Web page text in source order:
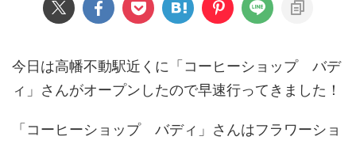
今日は高幡不動駅近くに「コーヒーショップ バデ
ィ」さんがオープンしたので早速行ってきました！
「コーヒーショップ バディ」さんはフラワーショ